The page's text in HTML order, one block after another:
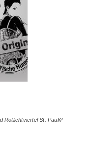
Rotlichtviertel St. Pauli?